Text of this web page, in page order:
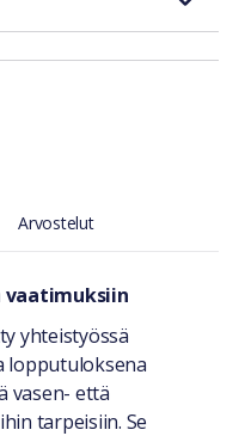
Arvostelut
yhteistyössä
lopputuloksena
vasen- että
tarpeisiin. Se